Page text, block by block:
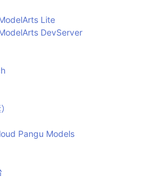
Lite
DevServer
Pangu Models